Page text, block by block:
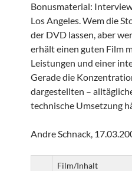
Bonusmaterial:
Los Angeles. Wem die
der DVD lassen, aber
erhält einen guten Film
Leistungen und einer
Gerade die
dargestellten –
technische Umsetzung
Andre Schnack,
Film/Inhalt